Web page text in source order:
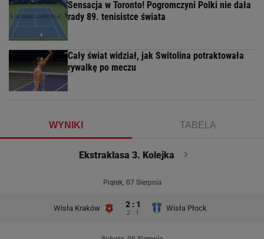
Sensacja w Toronto! Pogromczyni Polki nie dała
rady 89. tenisistce świata
Cały świat widział, jak Switolina potraktowała
rywalkę po meczu
WYNIKI TABELA
Ekstraklasa 3. Kolejka
Piątek, 07 Sierpnia
Wisła Kraków 2 : 1
2 : 1
Wisła Płock